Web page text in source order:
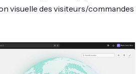
visuelle des visiteurs/commandes